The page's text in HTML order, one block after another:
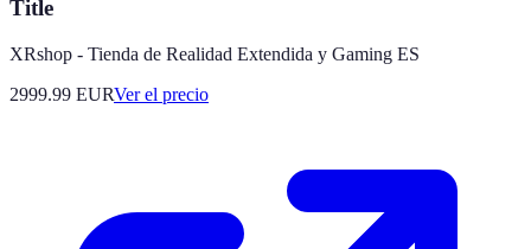
Title
XRshop - Tienda de Realidad Extendida y Gaming ES
2999.99 EURVer el precio